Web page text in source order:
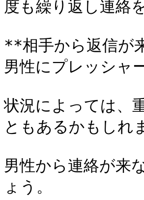
度も繰り返し連絡
**相手から返信が
男性にプレッシャ
状況によっては、
ともあるかもしれ
男性から連絡が来
ょう。